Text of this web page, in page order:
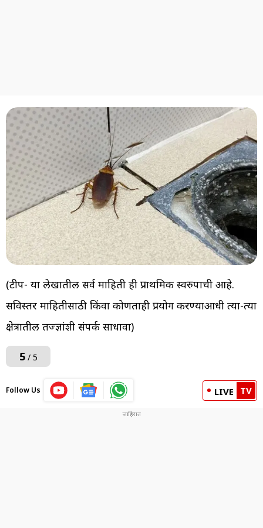
(टीप- या लेखातील सर्व माहिती ही प्राथमिक स्वरुपाची आहे.
सविस्तर माहितीसाठी किंवा कोणताही प्रयोग करण्याआधी त्या-त्या
क्षेत्रातील तज्ज्ञांशी संपर्क साधावा)
5/ 5
Follow Us LIVE TV